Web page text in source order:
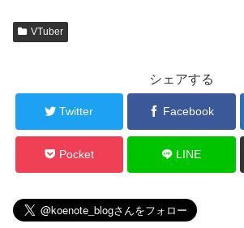
VTuber
シェアする
Twitter Facebook
Pocket LINE